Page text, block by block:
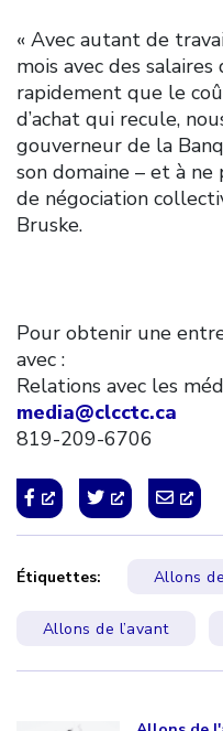
« Avec autant de
mois avec des
rapidement que le
d’achat qui recule,
gouverneur de la
son domaine – et à ne
de négociation
Bruske.
Pour obtenir une
avec :
Relations avec les
media@clcctc.ca
819-209-6706
Étiquettes: Allons
Allons de l’avant